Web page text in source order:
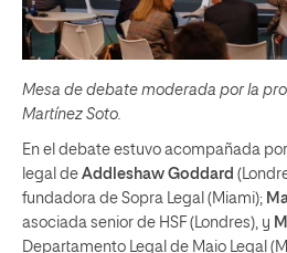
Mesa de debate moderada por la
Martínez Soto.
En el debate estuvo acompañada por
legal de Addleshaw Goddard
fundadora de Sopra Legal (Miami);
asociada senior de HSF (Londres), y
Departamento Legal de Maio Legal